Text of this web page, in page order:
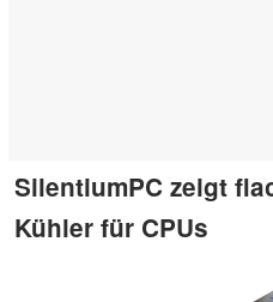
SilentiumPC zeigt
Kühler für CPUs